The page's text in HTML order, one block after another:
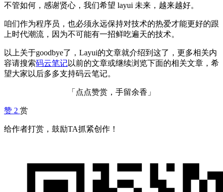
不管如何，感谢贤心，我们希望 layui 未来，越来越好。
咱们作为程序员，也必须永远保持对技术的热爱才能更好的跟
上时代潮流，因为不可能有一招鲜吃遍天的技术。
以上关于goodbye了，Layui的文章就介绍到这了，更多相关内
容请搜索码云笔记以前的文章或继续浏览下面的相关文章，希
望大家以后多多支持码云笔记。
「点点赞赏，手留余香」
赞 2 赏
给作者打赏，鼓励TA抓紧创作！